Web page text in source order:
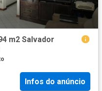
m2 Salvador
Infos do anúncio